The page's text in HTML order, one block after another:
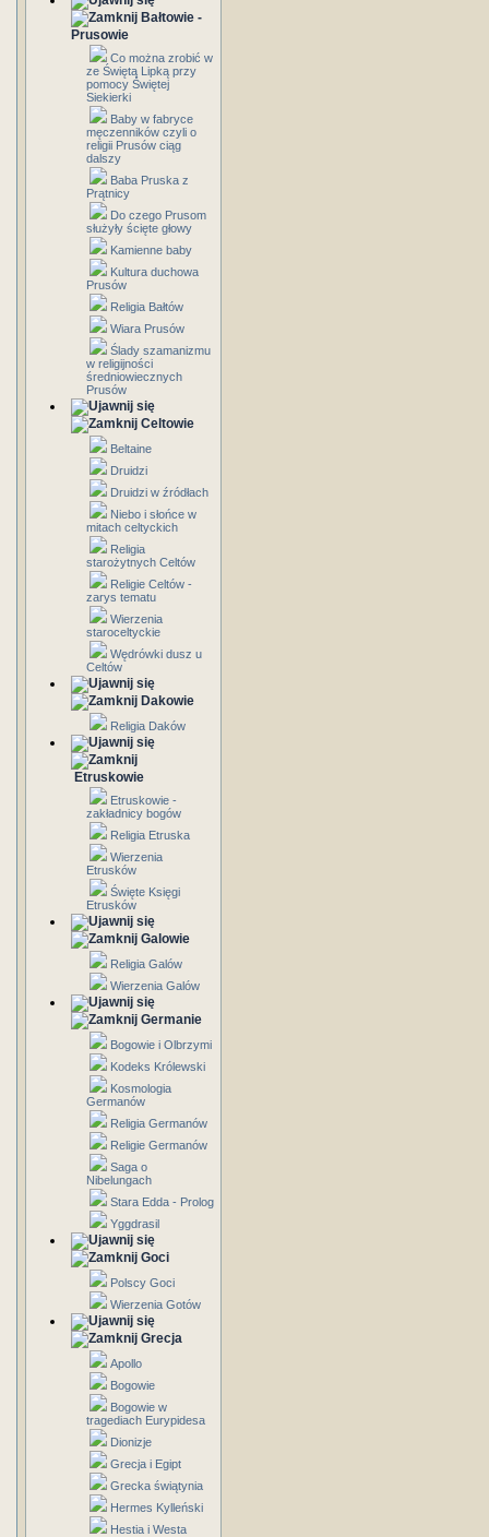
Bałtowie -
Prusowie
Co można zrobić w
ze Świętą Lipką przy
pomocy Świętej
Siekierki
Baby w fabryce
męczenników czyli o
religii Prusów ciąg
dalszy
Baba Pruska z
Prątnicy
Do czego Prusom
służyły ścięte głowy
Kamienne baby
Kultura duchowa
Prusów
Religia Bałtów
Wiara Prusów
Ślady szamanizmu
w religijności
średniowiecznych
Prusów
Celtowie
Beltaine
Druidzi
Druidzi w źródłach
Niebo i słońce w
mitach celtyckich
Religia
starożytnych Celtów
Religie Celtów -
zarys tematu
Wierzenia
staroceltyckie
Wędrówki dusz u
Celtów
Dakowie
Religia Daków
Etruskowie
Etruskowie -
zakładnicy bogów
Religia Etruska
Wierzenia
Etrusków
Święte Księgi
Etrusków
Galowie
Religia Galów
Wierzenia Galów
Germanie
Bogowie i Olbrzymi
Kodeks Królewski
Kosmologia
Germanów
Religia Germanów
Religie Germanów
Saga o
Nibelungach
Stara Edda - Prolog
Yggdrasil
Goci
Polscy Goci
Wierzenia Gotów
Grecja
Apollo
Bogowie
Bogowie w
tragediach Eurypidesa
Dionizje
Grecja i Egipt
Grecka świątynia
Hermes Kylleński
Hestia i Westa